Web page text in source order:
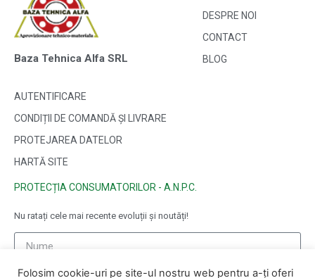
Baza Tehnica Alfa SRL
DESPRE NOI
CONTACT
BLOG
AUTENTIFICARE
CONDIȚII DE COMANDĂ ȘI LIVRARE
PROTEJAREA DATELOR
HARTĂ SITE
PROTECȚIA CONSUMATORILOR - A.N.P.C.
Nu ratați cele mai recente evoluții și noutăți!
Folosim cookie-uri pe site-ul nostru web pentru a-ți oferi